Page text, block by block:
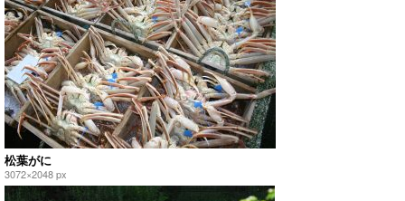
松葉がに
3072×2048 px